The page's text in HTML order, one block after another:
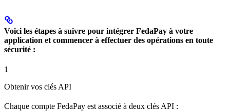
Voici les étapes à suivre pour intégrer FedaPay à votre
application et commencer à effectuer des opérations en toute
sécurité :
1
Obtenir vos clés API
Chaque compte FedaPay est associé à deux clés API :